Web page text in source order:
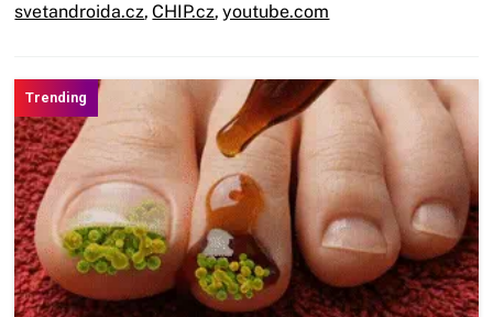
svetandroida.cz, CHIP.cz, youtube.com